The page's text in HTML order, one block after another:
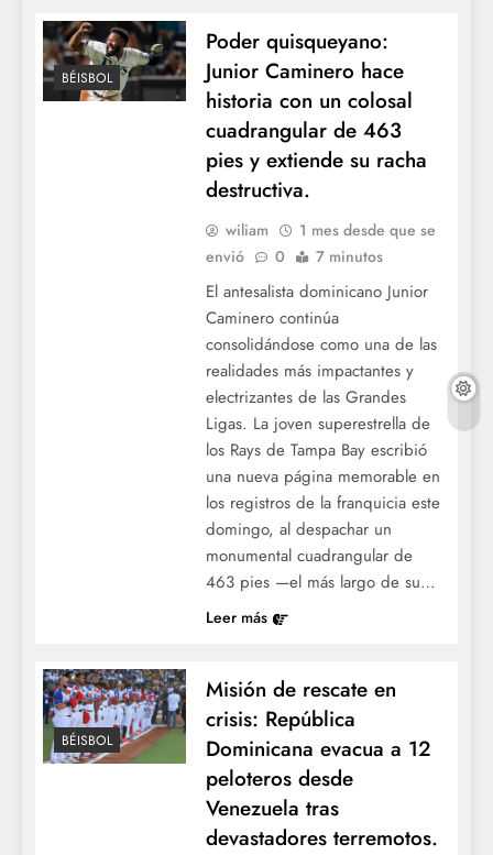
BÉISBOL
Poder quisqueyano:
Junior Caminero hace
historia con un colosal
cuadrangular de 463
pies y extiende su racha
destructiva.
wiliam
1 mes desde que se
envió
0 7 minutos
El antesalista dominicano Junior
Caminero continúa
consolidándose como una de las
realidades más impactantes y
electrizantes de las Grandes
Ligas. La joven superestrella de
los Rays de Tampa Bay escribió
una nueva página memorable en
los registros de la franquicia este
domingo, al despachar un
monumental cuadrangular de
463 pies —el más largo de su…
Leer más
BÉISBOL
Misión de rescate en
crisis: República
Dominicana evacua a 12
peloteros desde
Venezuela tras
devastadores terremotos.